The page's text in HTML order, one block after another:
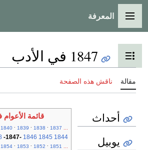
القائمة الرئيسية
المعرفة
تبديل عرض جدول المحتويات
1847 في الأدب
مقالة ناقش هذه الصفحة
قائمة
...
1837
1838
1839
1840
1844
1845
1846
-
1847
-
...
1851
1852
1853
1854
أحداث
يوبيل